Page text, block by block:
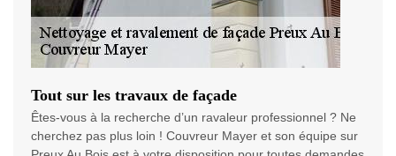
Tout sur les travaux de façade
Êtes-vous à la recherche d’un ravaleur professionnel ? Ne
cherchez pas plus loin ! Couvreur Mayer et son équipe sur